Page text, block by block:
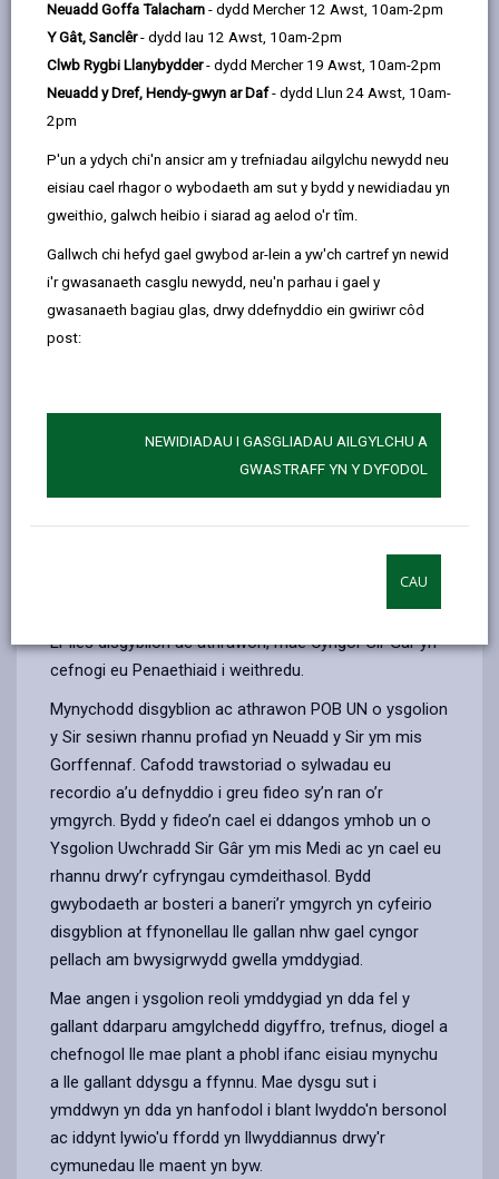
Neuadd Goffa Talacharn - dydd Mercher 12 Awst, 10am-2pm
Y Gât, Sanclêr- dydd Iau 12 Awst, 10am-2pm
Clwb Rygbi Llanybydder- dydd Mercher 19 Awst, 10am-2pm
Neuadd y Dref, Hendy-gwyn ar Daf- dydd Llun 24 Awst, 10am-
2pm
P'un a ydych chi'n ansicr am y trefniadau ailgylchu newydd neu
eisiau cael rhagor o wybodaeth am sut y bydd y newidiadau yn
gweithio, galwch heibio i siarad ag aelod o'r tîm.
Gallwch chi hefyd gael gwybod ar-lein a yw'ch cartref yn newid
i'r gwasanaeth casglu newydd, neu'n parhau i gael y
gwasanaeth bagiau glas, drwy ddefnyddio ein gwiriwr côd
post:
NEWIDIADAU I GASGLIADAU AILGYLCHU A
GWASTRAFF YN Y DYFODOL
CAU
Mae grwp bach o ddisgyblion yn
gallu effeithio ar ysgol gyfan.”
Dyma rhai o’r sylwadau mae disgyblion Sir Gâr yn eu
lleisio mewn ymgyrch sy’n anelu at wella ymddygiad yn
Ysgolion Uwchradd yr awdurdod.
Mae’r ymdrech yn un ar y cyd rhwng y Cyngor a C.A.S.H
Ar hyd a lled Cymru, mae niferoedd o athrawon yn
tystio i enghreifftiau o’r un dirywiad yn ymddygiad rhai
disgyblion ers dychwelyd i addysg ffurfiol wedi
gwersi; anweddu (vaping) mewn toiledau adeg gwersi
Er lles disgyblion ac athrawon, mae Cyngor Sir Gâr yn
cefnogi eu Penaethiaid i weithredu.
Mynychodd disgyblion ac athrawon POB UN o ysgolion
y Sir sesiwn rhannu profiad yn Neuadd y Sir ym mis
Gorffennaf. Cafodd trawstoriad o sylwadau eu
recordio a’u defnyddio i greu fideo sy’n ran o’r
ymgyrch. Bydd y fideo’n cael ei ddangos ymhob un o
Ysgolion Uwchradd Sir Gâr ym mis Medi ac yn cael eu
rhannu drwy’r cyfryngau cymdeithasol. Bydd
gwybodaeth ar bosteri a baneri’r ymgyrch yn cyfeirio
disgyblion at ffynonellau lle gallan nhw gael cyngor
pellach am bwysigrwydd gwella ymddygiad.
Mae angen i ysgolion reoli ymddygiad yn dda fel y
gallant ddarparu amgylchedd digyffro, trefnus, diogel a
chefnogol lle mae plant a phobl ifanc eisiau mynychu
a lle gallant ddysgu a ffynnu. Mae dysgu sut i
ymddwyn yn dda yn hanfodol i blant lwyddo'n bersonol
ac iddynt lywio'u ffordd yn llwyddiannus drwy'r
cymunedau lle maent yn byw.